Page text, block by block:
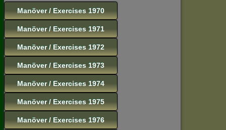
Manöver / Exercises 1970
Manöver / Exercises 1971
Manöver / Exercises 1972
Manöver / Exercises 1973
Manöver / Exercises 1974
Manöver / Exercises 1975
Manöver / Exercises 1976